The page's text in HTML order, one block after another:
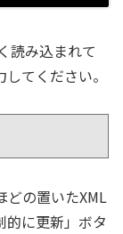
読み込まれて
てください。
どの置いたXML
的に更新」ボタ